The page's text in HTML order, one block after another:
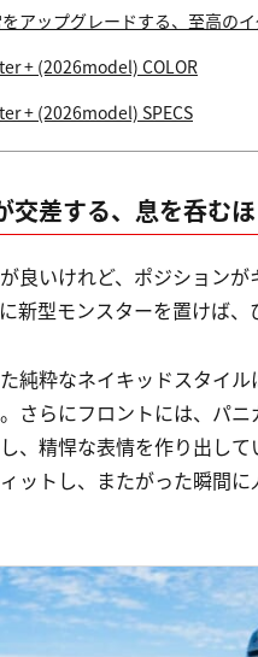
アップグレードする、至高の
+ (2026model) COLOR
+ (2026model) SPECS
交差する、息を呑む
が良いけれど、ポジション
新型モンスターを置けば、
純粋なネイキッドスタイ
さらにフロントには、パ
、精悍な表情を作り出し
ットし、またがった瞬間